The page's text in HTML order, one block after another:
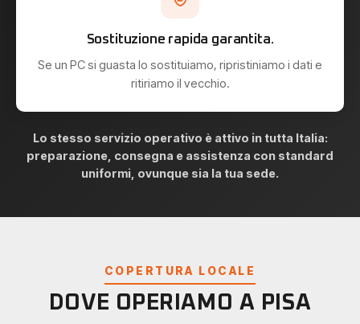
Sostituzione rapida garantita.
Se un PC si guasta lo sostituiamo, ripristiniamo i dati e
ritiriamo il vecchio.
Lo stesso servizio operativo è attivo in tutta Italia:
preparazione, consegna e assistenza con standard
uniformi, ovunque sia la tua sede.
COPERTURA LOCALE
DOVE OPERIAMO A PISA